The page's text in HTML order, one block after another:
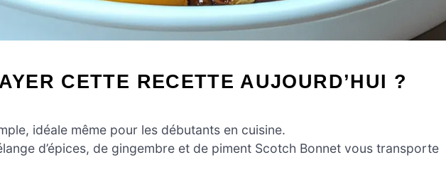
CETTE RECETTE AUJOURD’HUI ?
idéale même pour les débutants en cuisine.
d’épices, de gingembre et de piment Scotch Bonnet vous transporte